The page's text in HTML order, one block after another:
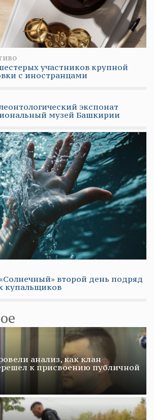
участников крупной
с иностранцами
экспонат
музей Башкирии
второй день подряд
купальщиков
анализ, как клан
к присвоению публичной